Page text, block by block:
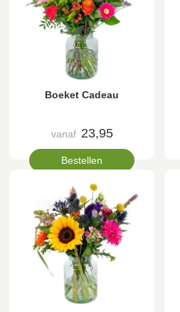
Boeket Cadeau
vanaf 23,95
Bestellen